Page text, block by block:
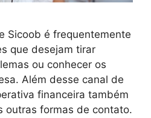
Sicoob é frequentemente
que desejam tirar
ou conhecer os
Além desse canal de
financeira também
outras formas de contato.